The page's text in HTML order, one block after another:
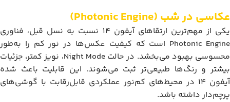
عکاسی در شب (Photonic Engine)
یکی از مهم‌ترین ارتقاهای آیفون 14 نسبت به نسل قبل، فناوری
Photonic Engine است که کیفیت عکس‌ها در نور کم را به‌طور
محسوسی بهبود می‌بخشد. در حالت Night Mode، نویز کمتر، جزئیات
بیشتر و رنگ‌ها طبیعی‌تر ثبت می‌شوند. این قابلیت باعث شده
آیفون 14 در محیط‌های کم‌نور عملکردی قابل‌رقابت با گوشی‌های
پرچم‌دار داشته باشد.